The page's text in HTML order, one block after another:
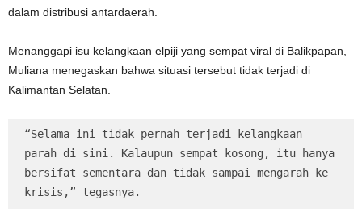
dalam distribusi antardaerah.
Menanggapi isu kelangkaan elpiji yang sempat viral di Balikpapan,
Muliana menegaskan bahwa situasi tersebut tidak terjadi di
Kalimantan Selatan.
“Selama ini tidak pernah terjadi kelangkaan
parah di sini. Kalaupun sempat kosong, itu hanya
bersifat sementara dan tidak sampai mengarah ke
krisis,” tegasnya.